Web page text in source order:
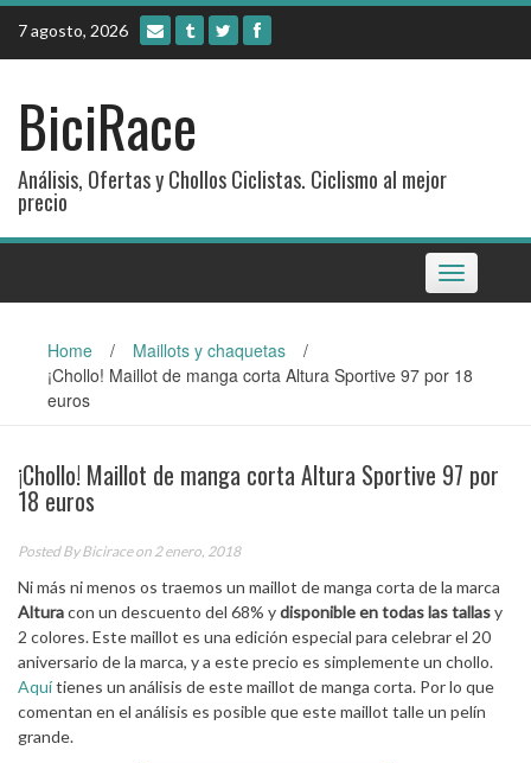
Skip
content
7 agosto, 2026
BiciRace
Análisis, Ofertas y Chollos Ciclistas. Ciclismo al mejor
precio
Toggle
navigation
Home / Maillots y chaquetas
/
¡Chollo! Maillot de manga corta Altura Sportive 97 por 18
euros
¡Chollo! Maillot de manga corta Altura Sportive 97 por
18 euros
Posted ByBiciraceon 2 enero, 2018
Ni más ni menos os traemos un maillot de manga corta de la marca
Alturacon un descuento del 68% ydisponible en todas las tallasy
2 colores. Este maillot es una edición especial para celebrar el 20
aniversario de la marca, y a este precio es simplemente un chollo.
Aquítienes un análisis de este maillot de manga corta. Por lo que
comentan en el análisis es posible que este maillot talle un pelín
grande.